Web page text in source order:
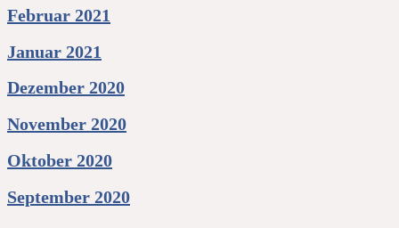
Februar 2021
Januar 2021
Dezember 2020
November 2020
Oktober 2020
September 2020